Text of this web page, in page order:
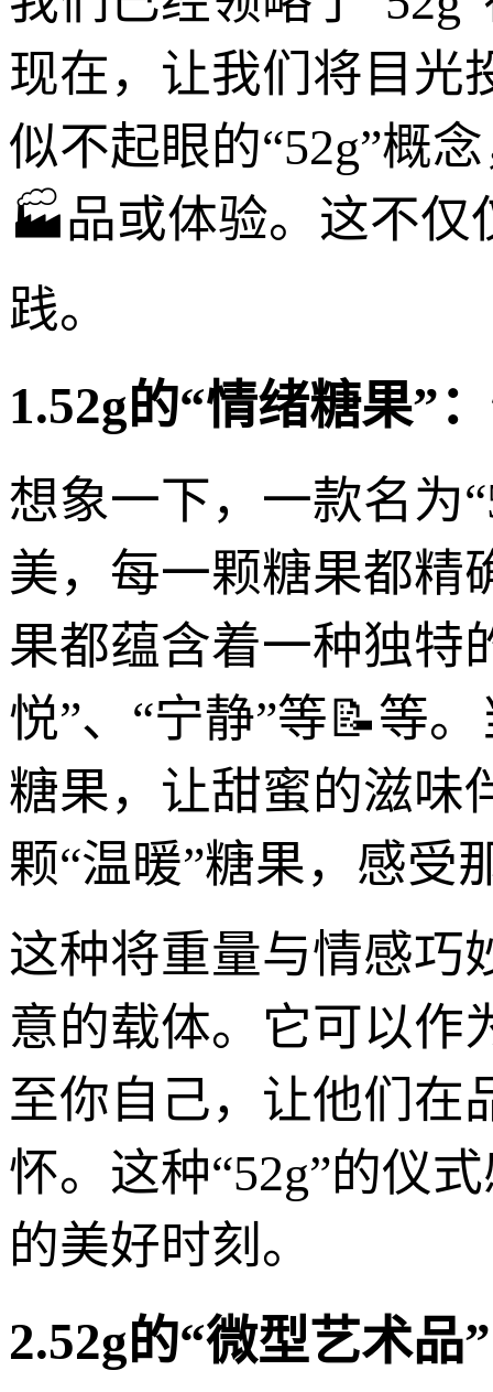
现在，让我们将目光
似不起眼的“52g”概
🏭品或体验。这不仅
践。
1.52g的“情绪糖果”
想象一下，一款名为
美，每一颗糖果都精
果都蕴含着一种独特
悦”、“宁静”等📝等
糖果，让甜蜜的滋味
颗“温暖”糖果，感受
这种将重量与情感巧
意的载体。它可以作
至你自己，让他们在
怀。这种“52g”的仪
的美好时刻。
2.52g的“微型艺术品